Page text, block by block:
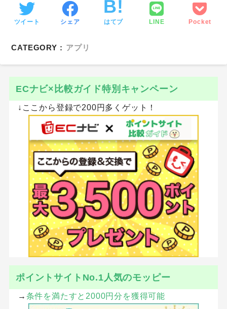
ツイート シェア はてブ LINE Pocket
CATEGORY : アプリ
ECナビ×比較ガイド特別キャンペーン
↓ここから登録で200円多くゲット！
ポイントサイトNo.1人気のモッピー
→ 条件を満たすと2000円分を獲得可能